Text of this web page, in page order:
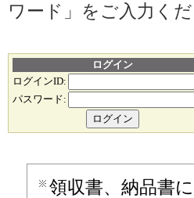
ワード」をご入力く
ログイン
ログインID:
パスワード:
領収書、納品書